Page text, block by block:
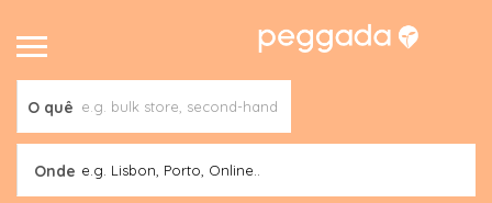
O quê
Onde e.g. Lisbon, Porto, Online..